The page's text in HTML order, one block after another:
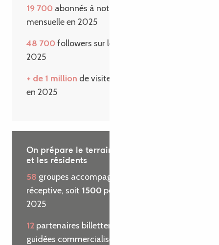
19 700 abonnés à notre Newsletter
mensuelle en 2025
48 700followers sur les réseaux sociaux en
2025
+ de 1 million de visiteurs sur le site internet
en 2025
On prépare le terrain pour les visiteurs
et les résidents
58 groupes accompagnés par l’agence
réceptive, soit 1500 personnes reçues en
2025
12 partenaires billetterie et
guidées commercialisées pour le compte